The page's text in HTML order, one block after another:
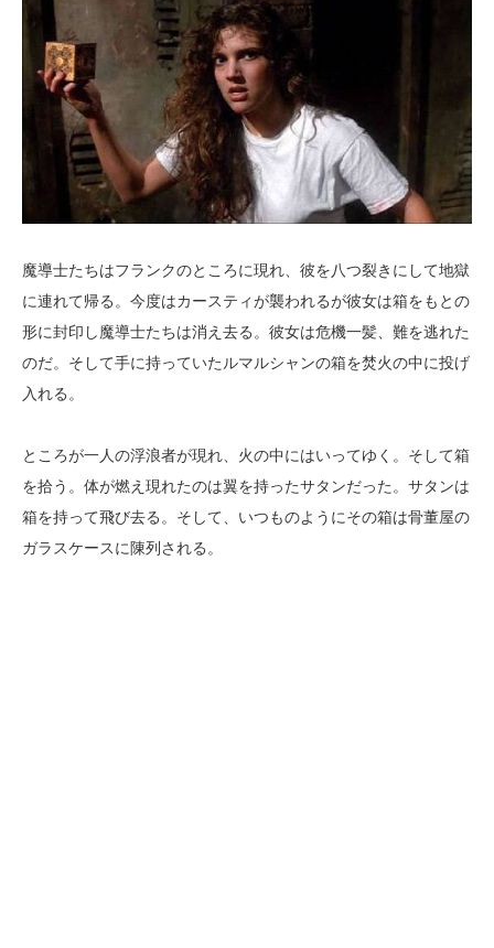
魔導士たちはフランクのところに現れ、彼を八つ裂きにして地獄
に連れて帰る。今度はカースティが襲われるが彼女は箱をもとの
形に封印し魔導士たちは消え去る。彼女は危機一髪、難を逃れた
のだ。そして手に持っていたルマルシャンの箱を焚火の中に投げ
入れる。
ところが一人の浮浪者が現れ、火の中にはいってゆく。そして箱
を拾う。体が燃え現れたのは翼を持ったサタンだった。サタンは
箱を持って飛び去る。そして、いつものようにその箱は骨董屋の
ガラスケースに陳列される。